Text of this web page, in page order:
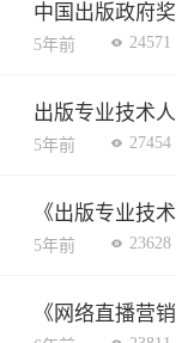
中国出版政府
5年前 24571
出版专业技术
5年前 27454
《出版专业技
5年前 23628
《网络直播营